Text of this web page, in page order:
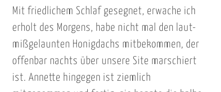
Mit friedlichem Schlaf gesegnet, erwache ich
erholt des Morgens, habe nicht mal den laut-
mißgelaunten Honigdachs mitbekommen, der
offenbar nachts über unsere Site marschiert
ist. Annette hingegen ist ziemlich